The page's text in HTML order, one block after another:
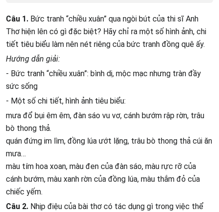
Câu 1. Bức tranh “chiều xuân” qua ngòi bút của thi sĩ Anh
Thơ hiện lên có gì đặc biệt? Hãy chỉ ra một số hình ảnh, chi
tiết tiêu biểu làm nên nét riêng của bức tranh đồng quê ấy.
Hướng dẫn giải:
- Bức tranh “chiều xuân”: bình dị, mộc mạc nhưng tràn đầy
sức sống
- Một số chi tiết, hình ảnh tiêu biểu:
mưa đổ bụi êm êm, đàn sáo vu vơ, cánh bướm rập rờn, trâu
bò thong thả.
quán đứng im lìm, đồng lúa ướt lặng, trâu bò thong thả cúi ăn
mưa…
màu tím hoa xoan, màu đen của đàn sáo, màu rực rỡ của
cánh bướm, màu xanh rờn của đồng lúa, màu thắm đỏ của
chiếc yếm.
Câu 2. Nhịp điệu của bài thơ có tác dụng gì trong việc thể